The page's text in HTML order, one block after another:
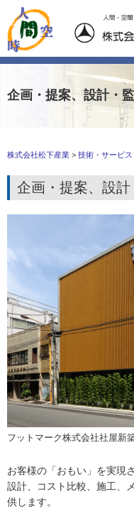
企画・提案、設計・
株式会社松下産業 > 技術・サービス
企画・提案、設計
フットマーク株式会社社屋新
お客様の「おもい」を実現
設計、コスト比較、施工、
供します。